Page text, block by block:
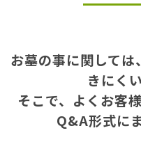
お墓の事に関して
きにく
そこで、よくお客
Q&A形式に